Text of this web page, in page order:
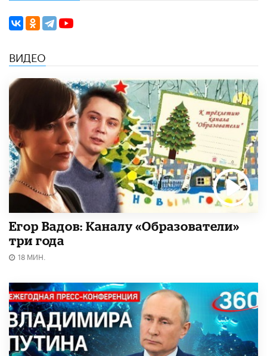
ВИДЕО
Егор Вадов: Каналу «Образователи»
три года
18 МИН.